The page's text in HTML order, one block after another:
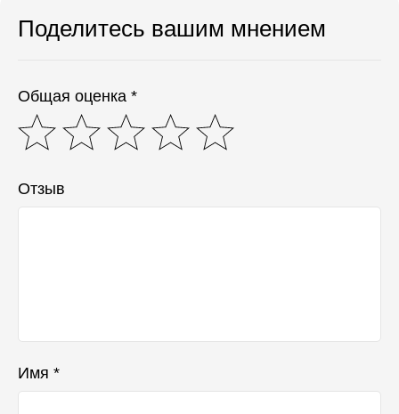
Поделитесь вашим мнением
Общая оценка *
Отзыв
Имя *